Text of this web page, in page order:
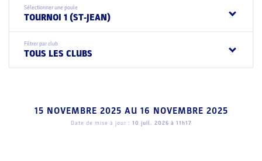
Sélectionner une poule
TOURNOI 1 (ST-JEAN)
Filtrer par club
TOUS LES CLUBS
15 NOVEMBRE 2025 AU 16 NOVEMBRE 2025
Date de mise à jour : 10 juil. 2026 à 11h17